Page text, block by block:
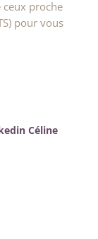
proche
pour vous
Céline